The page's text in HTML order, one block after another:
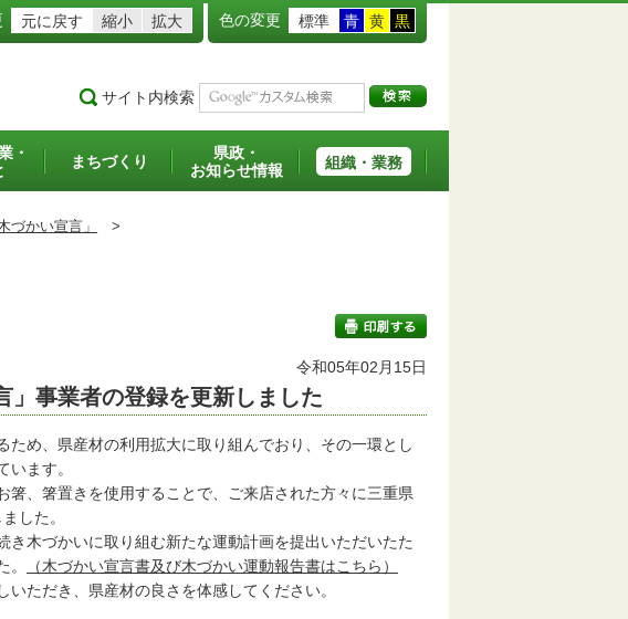
元に戻す 縮小 拡大 色の変更 標準 青 黄 黒
サイト内検索
・
まちづくり
県政・
お知らせ情報
組織・業務
づかい宣言」
>
印刷する
令和05年02月15日
」事業者の登録を更新しました
め、県産材の利用拡大に取り組んでおり、その一環とし
ます。
、箸置きを使用することで、ご来店された方々に三重県
した。
木づかいに取り組む新たな運動計画を提出いただいたた
（木づかい宣言書及び木づかい運動報告書はこちら）
ただき、県産材の良さを体感してください。